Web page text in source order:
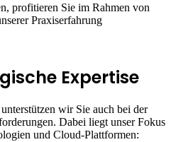
profitieren Sie im Rahmen von
Praxiserfahrung
Expertise
wir Sie auch bei der
Dabei liegt unser Fokus
und Cloud-Plattformen: